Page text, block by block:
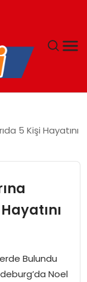
5 Kişi Hayatını
Bulundu
Noel